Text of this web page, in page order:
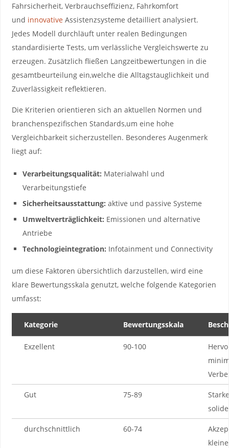
‍Fahrsicherheit, Verbrauchseffizienz, Fahrkomfort
und innovativeAssistenzsysteme detailliert ⁢analysiert.
Jedes Modell ⁣durchläuft unter realen Bedingungen
standardisierte Tests, um verlässliche Vergleichswerte zu
erzeugen. ⁣Zusätzlich ​fließen Langzeitbewertungen in die
gesamtbeurteilung ein,welche die​ Alltagstauglichkeit und
Zuverlässigkeit reflektieren.
Die Kriterien orientieren sich ⁣an aktuellen Normen und
branchenspezifischen Standards,um eine hohe‌
Vergleichbarkeit‌ sicherzustellen. Besonderes Augenmerk
liegt auf:
Verarbeitungsqualität: Materialwahl und
Verarbeitungstiefe
Sicherheitsausstattung: ‌aktive und passive Systeme
Umweltverträglichkeit: Emissionen und​ alternative
Antriebe
Technologieintegration: Infotainment und Connectivity
um diese Faktoren übersichtlich darzustellen, wird ‌eine
klare Bewertungsskala genutzt,‌ welche folgende Kategorien
umfasst:
Kategorie Bewertungsskala
Exzellent 90-100
Gut 75-89
durchschnittlich 60-74